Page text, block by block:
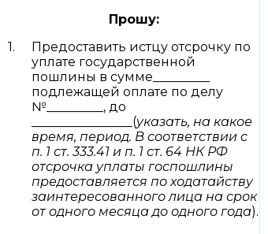
Прошу:
Предоставить истцу отсрочку по
уплате государственной
пошлины в сумме_________
подлежащей оплате по делу
№_________, до
________________(указать, на какое
время, период. В соответствии с
п. 1 ст. 333.41 и п. 1 ст. 64 НК РФ
отсрочка уплаты госпошлины
предоставляется по ходатайству
заинтересованного лица на срок
от одного месяца до одного года).